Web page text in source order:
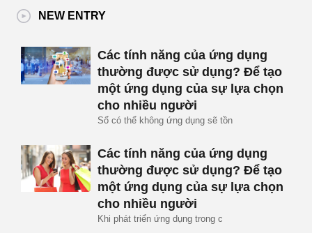
NEW ENTRY
Các tính năng của ứng dụng
thường được sử dụng? Để tạo
một ứng dụng của sự lựa chọn
cho nhiều người
Số có thể không ứng dụng sẽ tồn
Các tính năng của ứng dụng
thường được sử dụng? Để tạo
một ứng dụng của sự lựa chọn
cho nhiều người
Khi phát triển ứng dụng trong c